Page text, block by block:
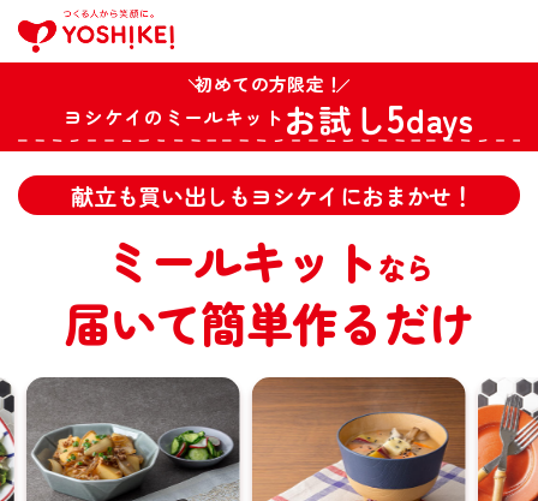
初めての方限定！
ヨシケイのミールキット お試し5days
献立も買い出しもヨシケイにおまかせ！
ミールキットなら
届いて簡単作るだけ